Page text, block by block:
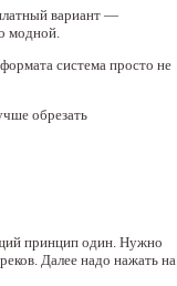
вариант —
модной.
система просто не
обрезать
принцип один. Нужно
Далее надо нажать на